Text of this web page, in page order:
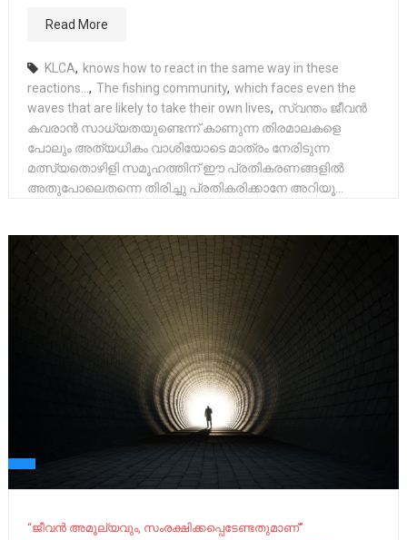
Read More
KLCA, knows how to react in the same way in these
reactions..., The fishing community, which faces even the
waves that are likely to take their own lives, സ്വന്തം ജീവൻ
കവരാൻ സാധ്യതയുണ്ടെന്ന് കാണുന്ന തിരമാലകളെ
പോലും അത്യധികം വാശിയോടെ മാത്രം നേരിടുന്ന
മത്സ്യതൊഴിളി സമൂഹത്തിന് ഈ പ്രതികരണങ്ങളിൽ
അതുപോലെതന്നെ തിരിച്ചു പ്രതികരിക്കാനേ അറിയൂ...
“ജീവന്‍ അമൂല്യവും, സംരക്ഷിക്കപ്പെടേണ്ടതുമാണ്”